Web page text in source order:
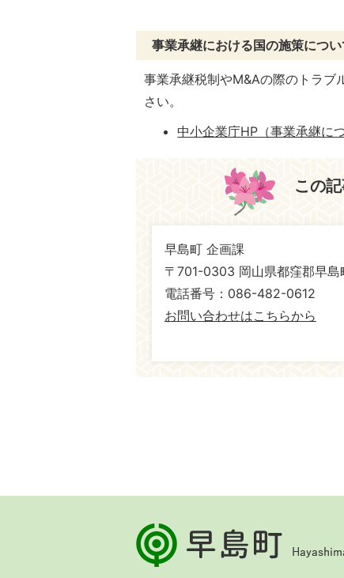
事業承継における国の施策につい
事業承継税制やM&Aの際のトラブ
さい。
中小企業庁HP（事業承継に
この
早島町 企画課
〒701-0303 岡山県都窪郡早
電話番号：086-482-0612
お問い合わせはこちらから
早
島
町